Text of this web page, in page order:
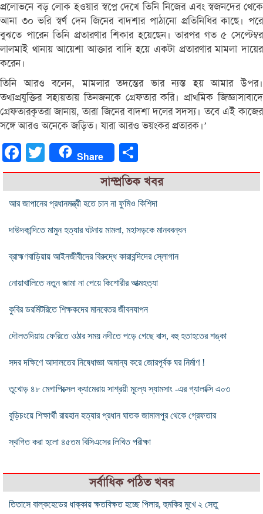
প্রলোভনে বড় লোক হওয়ার স্বপ্নে দেখে তিনি নিজের এবং স্বজনদের থেকে
আনা ৩০ ভরি স্বর্ণ দেন জিনের বাদশার পাঠানো প্রতিনিধির কাছে। পরে
বুঝতে পারেন তিনি প্রতারণার শিকার হয়েছেন। তারপর গত ৫ সেপ্টেম্বর
লালমাই থানায় আয়েশা আক্তার বাদি হয়ে একটা প্রতারণার মামলা দায়ের
করেন।
তিনি আরও বলেন, মামলার তদন্তের ভার ন্যস্ত হয় আমার উপর।
তথ্যপ্রযুক্তির সহায়তায় তিনজনকে গ্রেফতার করি। প্রাথমিক জিজ্ঞাসাবাদে
গ্রেফতারকৃতরা জানায়, তারা জিনের বাদশা দলের সদস্য। তবে এই কাজের
সঙ্গে আরও অনেকে জড়িত। যারা আরও ভয়ংকর প্রতারক।’
FacebookTwitter Share
সাম্প্রতিক খবর
আর জাপানের প্রধানমন্ত্রী হতে চান না ফুমিও কিশিদা
দাউদকান্দিতে মামুন হত্যার ঘটনায় মামলা, মহাসড়কে মানববন্ধন
ব্রাহ্মণবাড়িয়ায় আইনজীবীদের বিরুদ্ধে কারাবন্দিদের স্লোগান
নোয়াখালিতে নতুন জামা না পেয়ে কিশোরীর আত্মহত্যা
কুবির ডরমিটরিতে শিক্ষকদের মানবেতর জীবনযাপন
দৌলতদিয়ায় ফেরিতে ওঠার সময় নদীতে পড়ে গেছে বাস, বহু হতাহতের শঙ্কা
সদর দক্ষিণে আদালতের নিষেধাজ্ঞা অমান্য করে জোরপূর্বক ঘর নির্মাণ !
তুখোড় ৪৮ মেগাপিক্সেল ক্যামেরায় সাশ্রয়ী মূল্যে স্যামসাং -এর গ্যালাক্সি এ০৩
বুড়িচংয়ে শিক্ষার্থী রায়হান হত্যার প্রধান ঘাতক জামালপুর থেকে গ্রেফতার
স্থগিত করা হলো ৪৫তম বিসিএসের লিখিত পরীক্ষা
সর্বাধিক পঠিত খবর
তিতাসে বাল্কহেডের ধাক্কায় ক্ষতবিক্ষত হচ্ছে পিলার, হুমকির মুখে ২ সেতু